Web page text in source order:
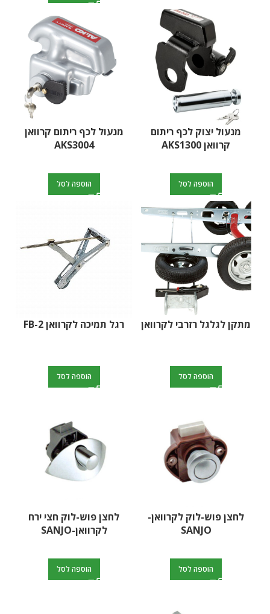
מנעול יצוק לכף ריתום
קרוואן AKS1300
הוספה לסל
מנעול לכף ריתום קרוואן
AKS3004
הוספה לסל
מתקן לגלגל רזרבי לקרוואן
הוספה לסל
רגל תמיכה לקרוואן FB-2
הוספה לסל
לחצן פוש-לוק לקרוואן-
SANJO
הוספה לסל
לחצן פוש-לוק חצי ירח
לקרוואן-SANJO
הוספה לסל